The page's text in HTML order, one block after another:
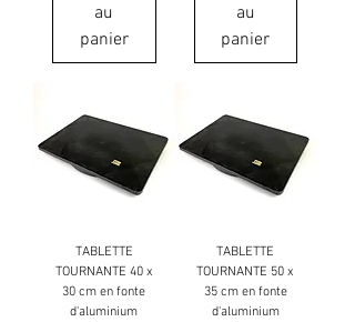
au
panier
au
panier
TABLETTE
TOURNANTE 40 x
30 cm en fonte
d'aluminium
TABLETTE
TOURNANTE 50 x
35 cm en fonte
d'aluminium